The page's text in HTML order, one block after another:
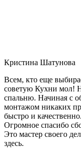
Кристина Шатунова
Всем, кто еще
советую Кухни мол!
спальню. Начиная с
монтажом никаких
быстро и
Огромное спасибо
Это мастер своего
здесь.